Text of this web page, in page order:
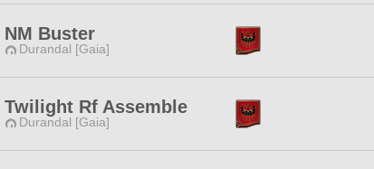
NM Buster
Durandal [Gaia]
Twilight Rf Assemble
Durandal [Gaia]